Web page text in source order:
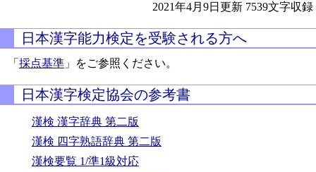
2021年4月9日更新 7539文字収録
日本漢字能力検定を受験される方へ
「採点基準 」をご参照ください。
日本漢字検定協会の参考書
漢検 漢字辞典 第二版
漢検 四字熟語辞典 第二版
漢検要覧 1/準1級対応